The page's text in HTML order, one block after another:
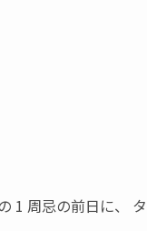
1 周忌の前日に、